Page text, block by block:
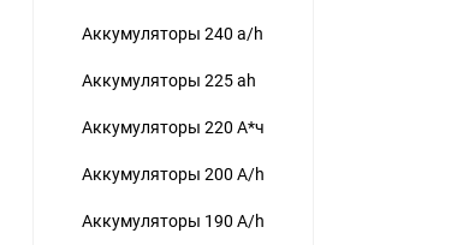
Аккумуляторы 240 a/h
Аккумуляторы 225 ah
Аккумуляторы 220 А*ч
Аккумуляторы 200 A/h
Аккумуляторы 190 A/h